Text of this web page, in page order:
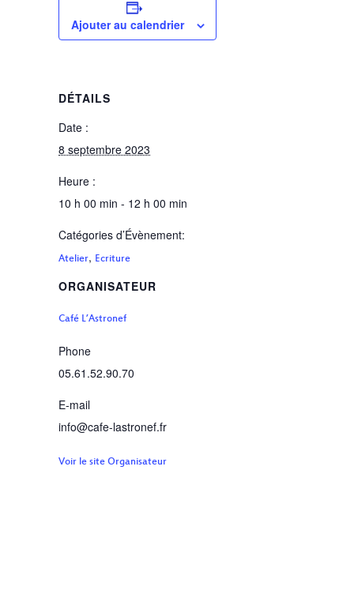
Ajouter au calendrier
DÉTAILS
Date :
8 septembre 2023
Heure :
10 h 00 min - 12 h 00 min
Catégories d’Évènement:
Atelier, Ecriture
ORGANISATEUR
Café L’Astronef
Phone
05.61.52.90.70
E-mail
info@cafe-lastronef.fr
Voir le site Organisateur